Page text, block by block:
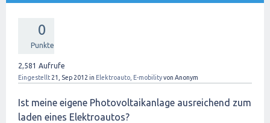
0
Punkte
2,581 Aufrufe
Eingestellt 21, Sep 2012 in Elektroauto, E-mobilityvon Anonym
Ist meine eigene Photovoltaikanlage ausreichend zum
laden eines Elektroautos?